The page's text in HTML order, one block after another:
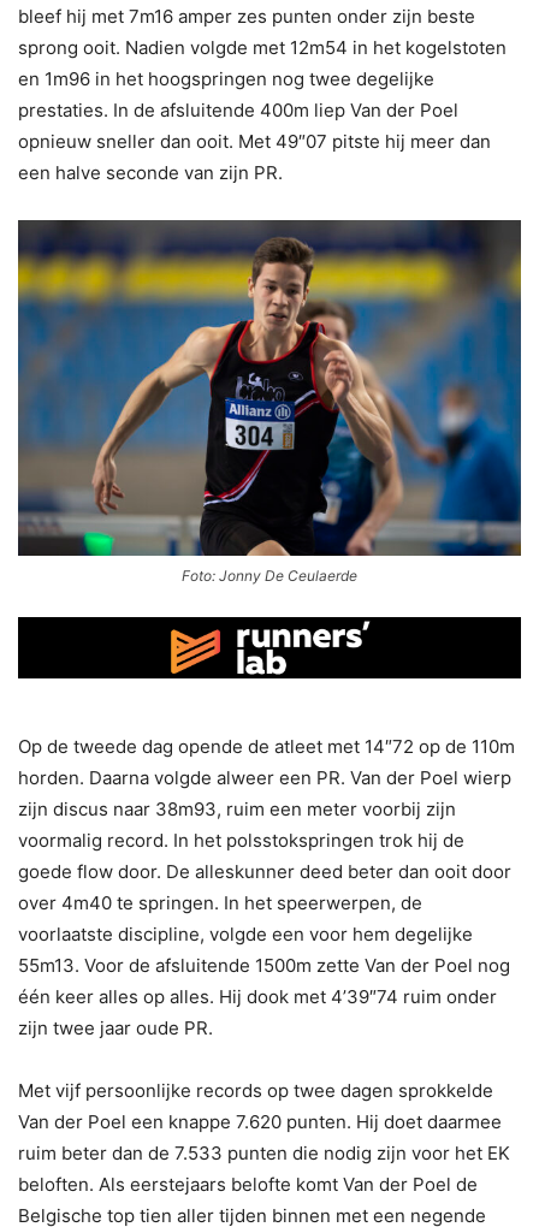
bleef hij met 7m16 amper zes punten onder zijn beste
sprong ooit. Nadien volgde met 12m54 in het kogelstoten
en 1m96 in het hoogspringen nog twee degelijke
prestaties. In de afsluitende 400m liep Van der Poel
opnieuw sneller dan ooit. Met 49″07 pitste hij meer dan
een halve seconde van zijn PR.
Foto: Jonny De Ceulaerde
Op de tweede dag opende de atleet met 14″72 op de 110m
horden. Daarna volgde alweer een PR. Van der Poel wierp
zijn discus naar 38m93, ruim een meter voorbij zijn
voormalig record. In het polsstokspringen trok hij de
goede flow door. De alleskunner deed beter dan ooit door
over 4m40 te springen. In het speerwerpen, de
voorlaatste discipline, volgde een voor hem degelijke
55m13. Voor de afsluitende 1500m zette Van der Poel nog
één keer alles op alles. Hij dook met 4’39″74 ruim onder
zijn twee jaar oude PR.
Met vijf persoonlijke records op twee dagen sprokkelde
Van der Poel een knappe 7.620 punten. Hij doet daarmee
ruim beter dan de 7.533 punten die nodig zijn voor het EK
beloften. Als eerstejaars belofte komt Van der Poel de
Belgische top tien aller tijden binnen met een negende